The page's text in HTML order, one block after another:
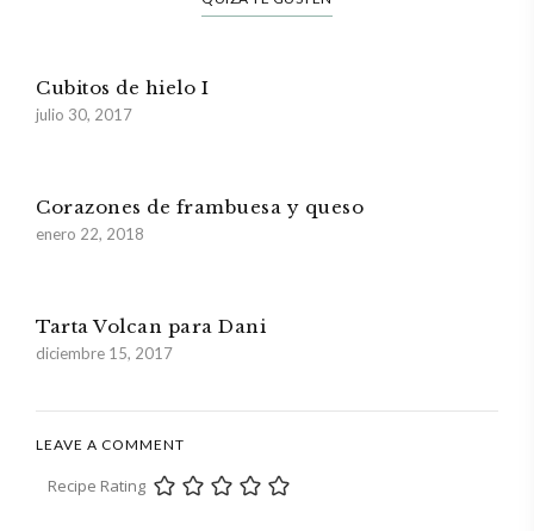
Cubitos de hielo I
julio 30, 2017
Corazones de frambuesa y queso
enero 22, 2018
Tarta Volcan para Dani
diciembre 15, 2017
LEAVE A COMMENT
Recipe Rating